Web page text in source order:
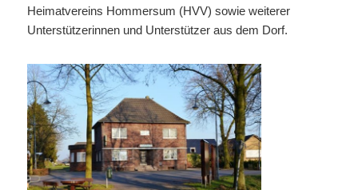
Heimatvereins Hommersum (HVV) sowie weiterer
Unterstützerinnen und Unterstützer aus dem Dorf.